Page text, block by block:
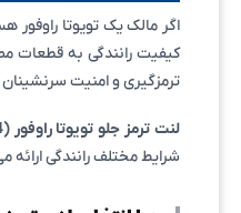
اگر مالک یک تویوتا
کیفیت رانندگی به قطعات
ترمزگیری و امنیت
لنت ترمز جلو تویوتا راوفور (RAV4) برند ام بی کره (MB Korea) جنس تمام سرامیکی
شرایط مختلف رانندگی